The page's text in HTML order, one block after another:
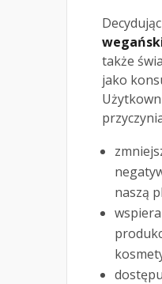
także
jako
naszą